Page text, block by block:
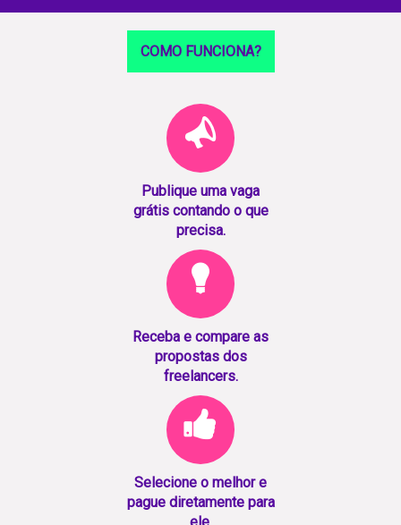
COMO FUNCIONA?
Publique uma vaga
grátis contando o que
precisa.
Receba e compare as
propostas dos
freelancers.
Selecione o melhor e
pague diretamente para